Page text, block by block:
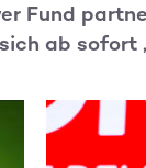
Fund
ab sofort